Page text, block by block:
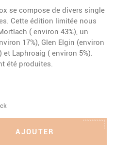
se compose de divers single
Cette édition limitée nous
( environ 43%), un
17%), Glen Elgin (environ
et Laphroaig ( environ 5%).
été produites.
AJOUTER